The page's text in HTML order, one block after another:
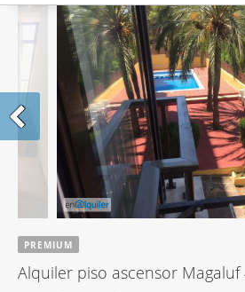
PREMIUM
Alquiler piso ascensor Magaluf